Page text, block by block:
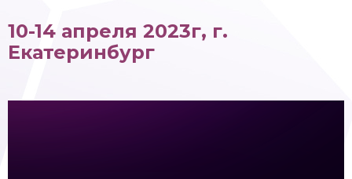
10-14 апреля 2023г, г.
Екатеринбург